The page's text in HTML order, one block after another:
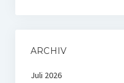
ARCHIV
Juli 2026